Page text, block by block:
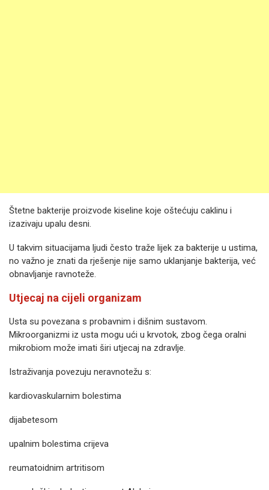
Štetne bakterije proizvode kiseline koje oštećuju caklinu i
izazivaju upalu desni.
U takvim situacijama ljudi često traže lijek za bakterije u ustima,
no važno je znati da rješenje nije samo uklanjanje bakterija, već
obnavljanje ravnoteže.
Utjecaj na cijeli organizam
Usta su povezana s probavnim i dišnim sustavom.
Mikroorganizmi iz usta mogu ući u krvotok, zbog čega oralni
mikrobiom može imati širi utjecaj na zdravlje.
Istraživanja povezuju neravnotežu s:
kardiovaskularnim bolestima
dijabetesom
upalnim bolestima crijeva
reumatoidnim artritisom